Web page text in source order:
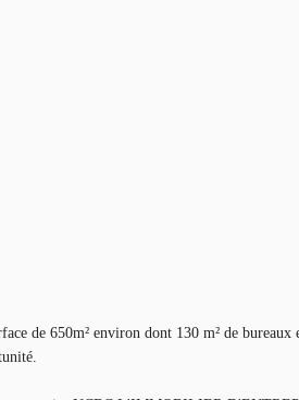
de 650m² environ dont 130 m² de